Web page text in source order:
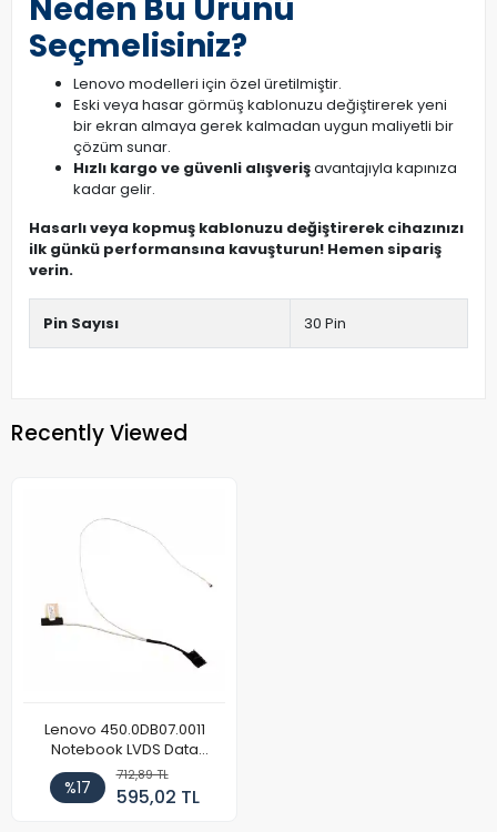
Neden Bu Ürünü
Seçmelisiniz?
Lenovo modelleri için özel üretilmiştir.
Eski veya hasar görmüş kablonuzu değiştirerek yeni
bir ekran almaya gerek kalmadan uygun maliyetli bir
çözüm sunar.
Hızlı kargo ve güvenli alışverişavantajıyla kapınıza
kadar gelir.
Hasarlı veya kopmuş kablonuzu değiştirerek cihazınızı
ilk günkü performansına kavuşturun! Hemen sipariş
verin.
Pin Sayısı 30 Pin
Recently Viewed
Lenovo 450.0DB07.0011
Notebook LVDS Data
Kablosu
%17
712,89 TL
595,02 TL